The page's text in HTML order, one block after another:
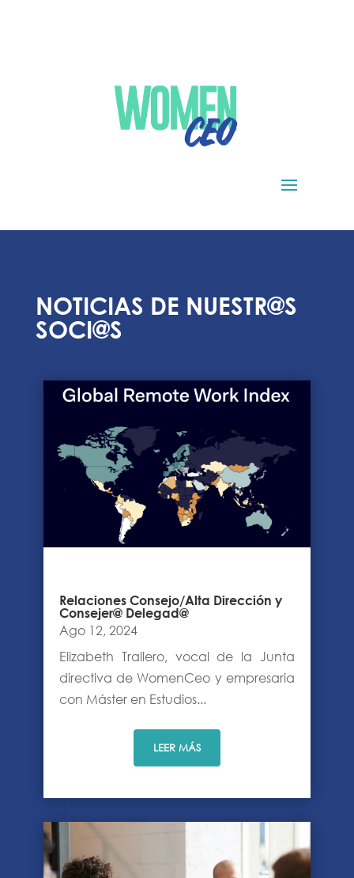
NOTICIAS DE NUESTR@S
SOCI@S
Relaciones Consejo/Alta Dirección y
Consejer@ Delegad@
Ago 12, 2024
Elizabeth Trallero, vocal de la Junta
directiva de WomenCeo y empresaria
con Máster en Estudios...
LEER MÁS